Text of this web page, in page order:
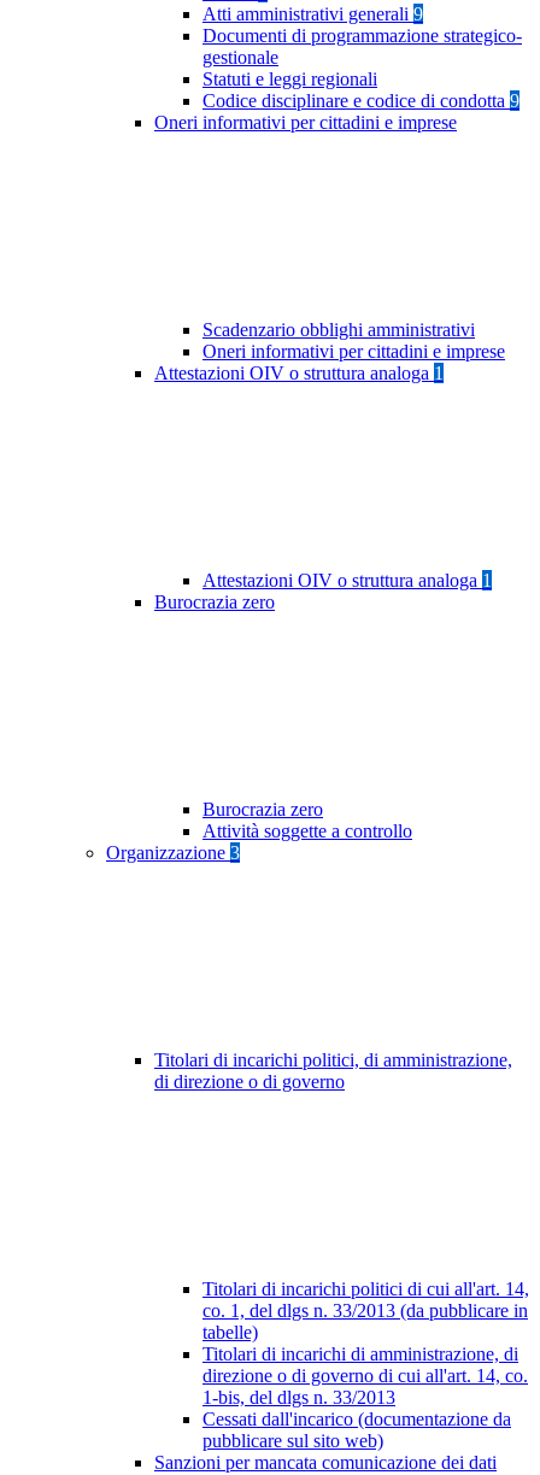
Atti amministrativi generali 9
Documenti di programmazione strategico-
gestionale
Statuti e leggi regionali
Codice disciplinare e codice di condotta 9
Oneri informativi per cittadini e imprese
Scadenzario obblighi amministrativi
Oneri informativi per cittadini e imprese
Attestazioni OIV o struttura analoga 1
Attestazioni OIV o struttura analoga 1
Burocrazia zero
Burocrazia zero
Attività soggette a controllo
Organizzazione 3
Titolari di incarichi politici, di amministrazione,
di direzione o di governo
Titolari di incarichi politici di cui all'art. 14,
co. 1, del dlgs n. 33/2013 (da pubblicare in
tabelle)
Titolari di incarichi di amministrazione, di
direzione o di governo di cui all'art. 14, co.
1-bis, del dlgs n. 33/2013
Cessati dall'incarico (documentazione da
pubblicare sul sito web)
Sanzioni per mancata comunicazione dei dati